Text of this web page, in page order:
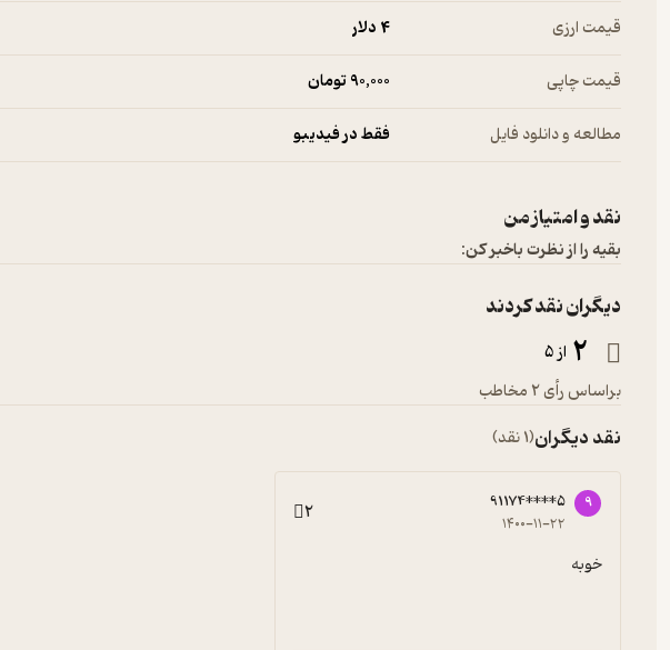
قیمت ارزی 4 دلار
قیمت چاپی 90,000 تومان
مطالعه و دانلود فایل فقط در فیدیبو
نقد و امتیاز من
بقیه را از نظرت باخبر کن:
دیگران نقد کردند
2 از 5
براساس رأی 2 مخاطب
نقد دیگران(1 نقد)
9
91174****5
۱۴۰۰-۱۱-۲۲ 2
خوبه